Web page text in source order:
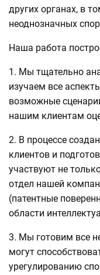
других органах, в
неоднозначных
Наша работа
1. Мы тщательно
изучаем все
возможные
нашим клиентам
2. В процессе
клиентов и
участвуют не
отдел нашей
(патентные
области
3. Мы готовим все
могут
урегулированию